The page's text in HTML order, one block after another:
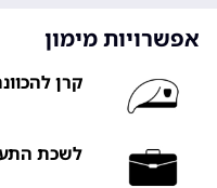
אפשרויות מימון
קרן
לשכת